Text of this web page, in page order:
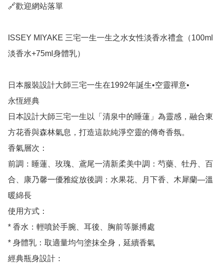
🔗歡迎網站落單
ISSEY MIYAKE 三宅一生一生之水女性淡香水禮盒（100ml
淡香水+75ml身體乳）
日本服裝設計大師三宅一生在1992年誕生•空靈禪意•
永恆經典
日本設計大師三宅一生以「清泉中的睡蓮」為靈感，融合東
方花香與森林氣息，打造這款純淨空靈的傳奇香氛。
香氣層次：
前調：睡蓮、玫瑰、鳶尾一清新柔美中調：芍藥、牡丹、百
合、康乃馨一優雅綻放後調：水果花、月下香、木犀蘭—溫
暖綿長
使用方式：
* ﻿香水：輕噴於手腕、耳後、胸前等脈搏處
* ﻿﻿身體乳：取適量均勻塗抹全身，延續香氣
經典瓶身設計：